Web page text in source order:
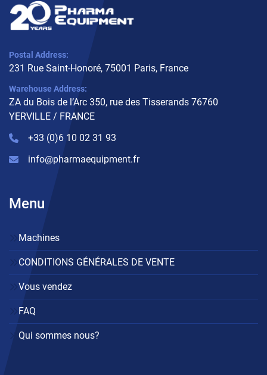
Postal Address:
231 Rue Saint-Honoré, 75001 Paris, France
Warehouse Address:
ZA du Bois de l’Arc 350, rue des Tisserands 76760
YERVILLE / FRANCE
+33 (0)6 10 02 31 93
info@pharmaequipment.fr
Menu
Machines
CONDITIONS GÉNÉRALES DE VENTE
Vous vendez
FAQ
Qui sommes nous?